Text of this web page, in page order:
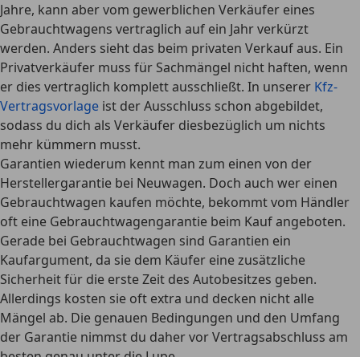
Jahre, kann aber vom gewerblichen Verkäufer eines
Gebrauchtwagens vertraglich auf ein Jahr verkürzt
werden. Anders sieht das beim privaten Verkauf aus. Ein
Privatverkäufer muss für Sachmängel nicht haften, wenn
er dies vertraglich komplett ausschließt. In unserer Kfz-
Vertragsvorlage ist der Ausschluss schon abgebildet,
sodass du dich als Verkäufer diesbezüglich um nichts
mehr kümmern musst.
Garantien wiederum kennt man zum einen von der
Herstellergarantie bei Neuwagen. Doch auch wer einen
Gebrauchtwagen kaufen möchte, bekommt vom Händler
oft eine Gebrauchtwagengarantie beim Kauf angeboten.
Gerade bei Gebrauchtwagen sind Garantien ein
Kaufargument, da sie dem Käufer eine zusätzliche
Sicherheit für die erste Zeit des Autobesitzes geben.
Allerdings kosten sie oft extra und decken nicht alle
Mängel ab. Die genauen Bedingungen und den Umfang
der Garantie nimmst du daher vor Vertragsabschluss am